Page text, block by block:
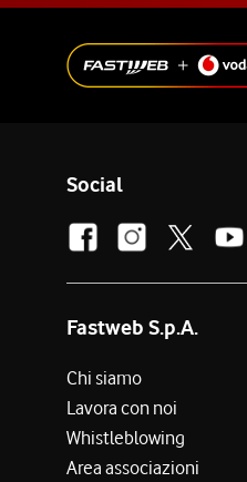
Social
Fastweb S.p.A.
Chi siamo
Lavora con noi
Whistleblowing
Area associazioni